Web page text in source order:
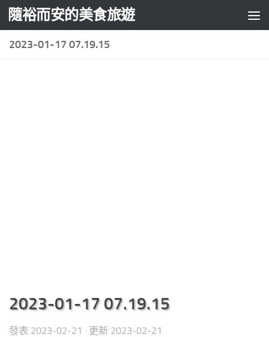
Skip to content
隨裕而安的美食旅遊
2023-01-17 07.19.15
2023-01-17 07.19.15
發表 2023-02-21 · 更新 2023-02-21